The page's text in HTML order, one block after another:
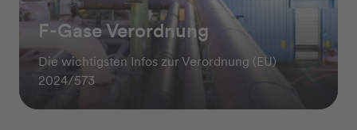
F-Gase Verordnung
Die wichtigsten Infos zur Verordnung (EU)
2024/573